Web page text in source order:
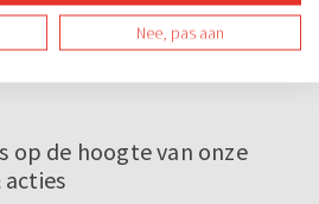
op de hoogte van onze
Nee, pas aan